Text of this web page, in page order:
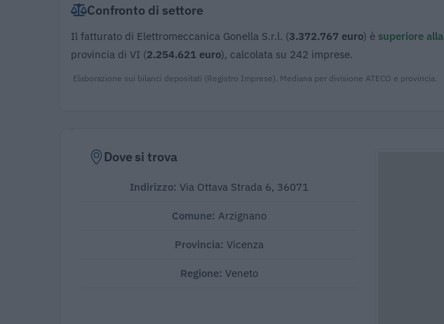
Confronto di settore
Il fatturato di Elettromeccanica Gonella S.r.l. (3.372.767 euro) è superiore alla
provincia di VI (2.254.621 euro), calcolata su 242 imprese.
Elaborazione sui bilanci depositati (Registro Imprese). Mediana per divisione ATECO e provincia.
Dove si trova
Indirizzo: Via Ottava Strada 6, 36071
Comune: Arzignano
Provincia: Vicenza
Regione: Veneto